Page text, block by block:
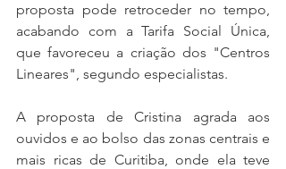
proposta pode retroceder no tempo,
acabando com a Tarifa Social Única,
que favoreceu a criação dos "Centros
Lineares", segundo especialistas.
A proposta de Cristina agrada aos
ouvidos e ao bolso das zonas centrais e
mais ricas de Curitiba, onde ela teve